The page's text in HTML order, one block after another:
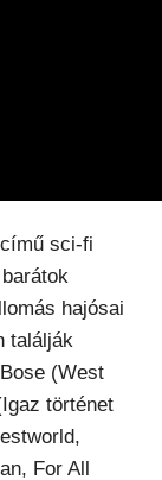
című sci-fi
hajósai
találják
(West
történet
For All